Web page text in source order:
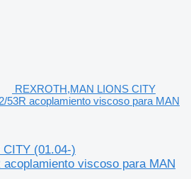
REXROTH,MAN LIONS CITY
53R acoplamiento viscoso para MAN
(01.04-)
acoplamiento viscoso para MAN